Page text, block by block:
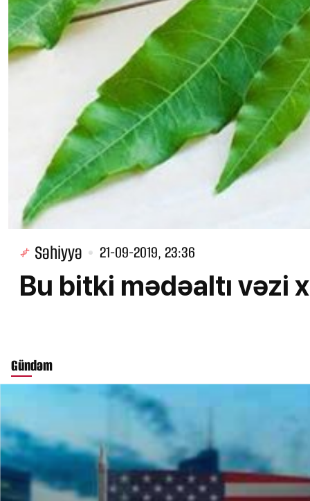
Səhiyyə 21-09-2019, 23:36
Bu bitki mədəaltı vəzi
Gündəm